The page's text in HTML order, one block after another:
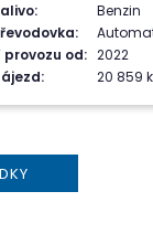
Benzin
provozu od: 2022
20 859